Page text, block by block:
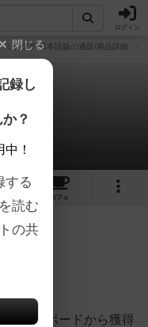
ログイン
ミグダラ 日本語版の通販/商品詳細
ュー
カフェ
自分のボードから獲得
閉じる
録し
？
！
する
読む
の共